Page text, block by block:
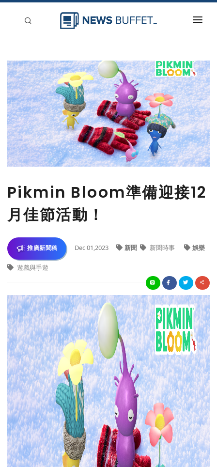
新聞稿分類
登入
刊登
Pikmin Bloom準備迎接12
月佳節活動！
推廣新聞稿 Dec 01,2023 新聞 新聞時事 娛樂
遊戲與手遊